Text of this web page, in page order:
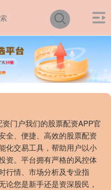
门户我们的股票配资APP官
全、便捷、高效的股票配资
化交易工具，帮助用户以小
资。平台拥有严格的风控体
行情、市场分析及专业指
论您是新手还是资深股民，